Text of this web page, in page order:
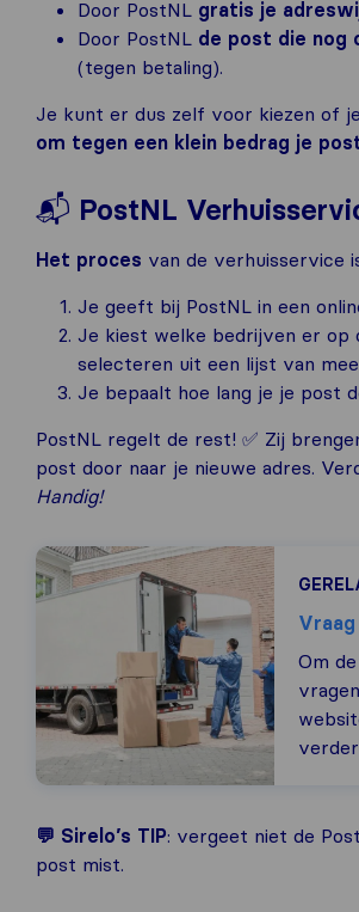
Door PostNL gratis je
Door PostNL de post die nog
(tegen betaling).
Je kunt er dus zelf voor kiezen of je
om tegen een klein bedrag je
📬 PostNL
Het proces van de verhuisservice
Je geeft bij PostNL in een
Je kiest welke bedrijven er op
selecteren uit een lijst van
Je bepaalt hoe lang je je post
PostNL regelt de rest! ✅ Zij
post door naar je nieuwe adres.
Handig!
Om
💬 Sirelo’s TIP: vergeet niet de
post mist.